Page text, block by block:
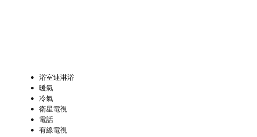
浴室連淋浴
暖氣
冷氣
衛星電視
電話
有線電視